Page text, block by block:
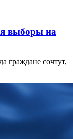
выборы на
граждане сочтут,